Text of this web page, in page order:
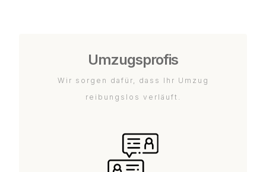
Umzugsprofis
Wir sorgen dafür, dass Ihr Umzug
reibungslos verläuft.